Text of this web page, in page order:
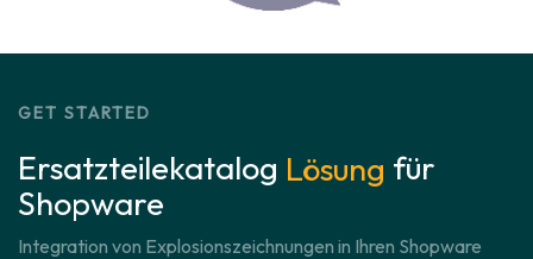
GET STARTED
Ersatzteilekatalog Lösung für
Shopware
Integration von Explosionszeichnungen in Ihren Shopware